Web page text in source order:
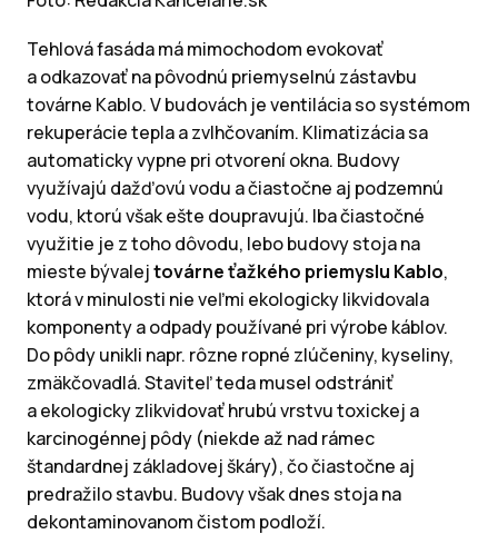
Tehlová fasáda má mimochodom evokovať
a odkazovať na pôvodnú priemyselnú zástavbu
továrne Kablo. V budovách je ventilácia so systémom
rekuperácie tepla a zvlhčovaním. Klimatizácia sa
automaticky vypne pri otvorení okna. Budovy
využívajú dažďovú vodu a čiastočne aj podzemnú
vodu, ktorú však ešte doupravujú. Iba čiastočné
využitie je z toho dôvodu, lebo budovy stoja na
mieste bývalejtovárne ťažkého priemyslu Kablo,
ktorá v minulosti nie veľmi ekologicky likvidovala
komponenty a odpady používané pri výrobe káblov.
Do pôdy unikli napr. rôzne ropné zlúčeniny, kyseliny,
zmäkčovadlá. Staviteľ teda musel odstrániť
a ekologicky zlikvidovať hrubú vrstvu toxickej a
karcinogénnej pôdy (niekde až nad rámec
štandardnej základovej škáry), čo čiastočne aj
predražilo stavbu. Budovy však dnes stoja na
dekontaminovanom čistom podloží.